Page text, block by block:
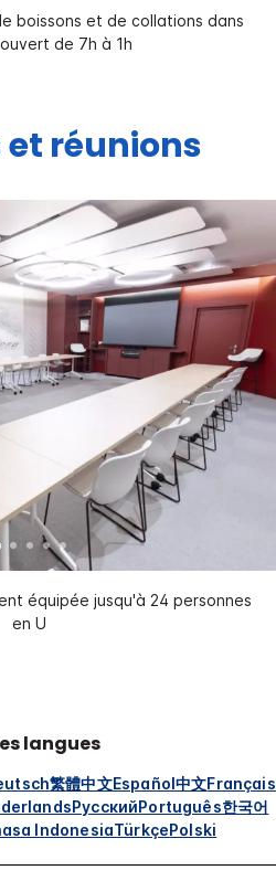
boissons et de collations dans
de 7h à 1h
et réunions
équipée jusqu'à 24 personnes
en U
langues
繁體中文Español中文Français
РусскийPortuguês한국어
IndonesiaTürkçePolski